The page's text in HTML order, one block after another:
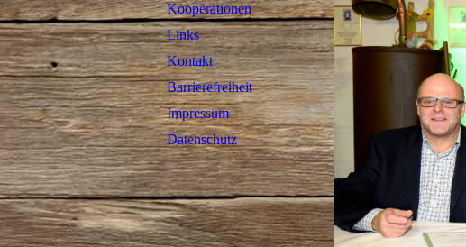
Kooperationen
Links
Kontakt
Barrierefreiheit
Impressum
Datenschutz